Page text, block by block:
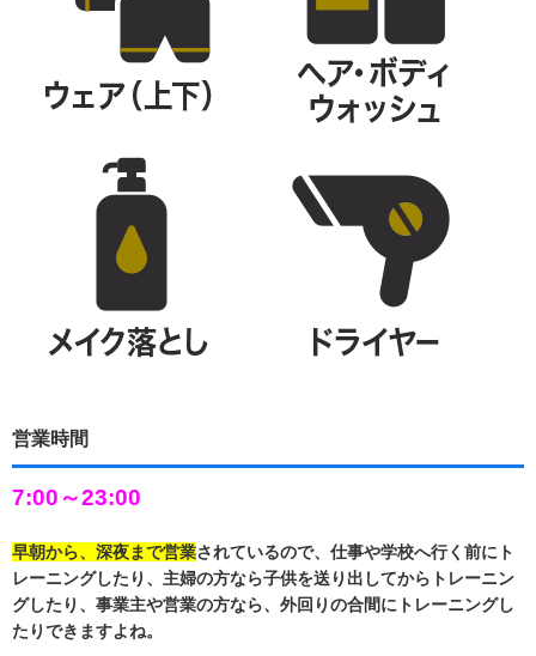
営業時間
7:00～23:00
早朝から、深夜まで営業されているので、仕事や学校へ行く前にト
レーニングしたり、主婦の方なら子供を送り出してからトレーニン
グしたり、事業主や営業の方なら、外回りの合間にトレーニングし
たりできますよね。